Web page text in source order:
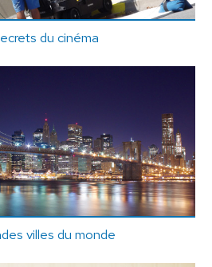
du cinéma
villes du monde